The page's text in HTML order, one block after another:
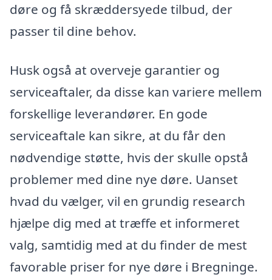
døre og få skræddersyede tilbud, der
passer til dine behov.
Husk også at overveje garantier og
serviceaftaler, da disse kan variere mellem
forskellige leverandører. En gode
serviceaftale kan sikre, at du får den
nødvendige støtte, hvis der skulle opstå
problemer med dine nye døre. Uanset
hvad du vælger, vil en grundig research
hjælpe dig med at træffe et informeret
valg, samtidig med at du finder de mest
favorable priser for nye døre i Bregninge.